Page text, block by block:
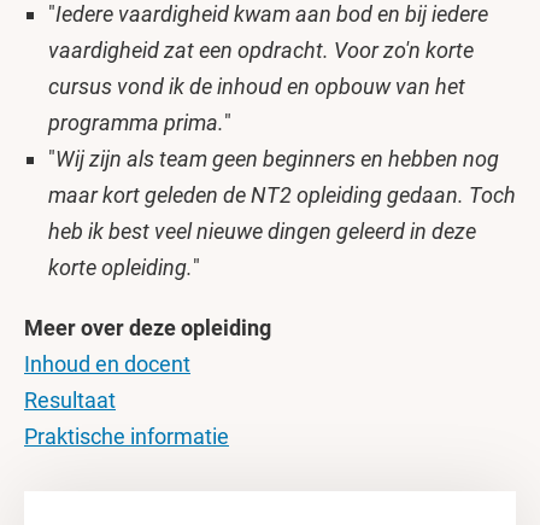
"Iedere vaardigheid kwam aan bod en bij iedere
vaardigheid zat een opdracht. Voor zo'n korte
cursus vond ik de inhoud en opbouw van het
programma prima."
"Wij zijn als team geen beginners en hebben nog
maar kort geleden de NT2 opleiding gedaan. Toch
heb ik best veel nieuwe dingen geleerd in deze
korte opleiding."
Meer over deze opleiding
Inhoud en docent
Resultaat
Praktische informatie